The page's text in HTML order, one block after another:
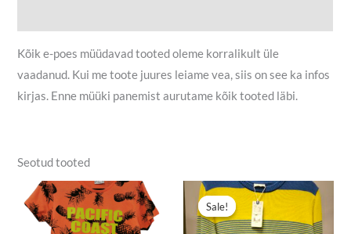
Kõik e-poes müüdavad tooted oleme korralikult üle
vaadanud. Kui me toote juures leiame vea, siis on see ka infos
kirjas. Enne müüki panemist aurutame kõik tooted läbi.
Seotud tooted
Sale!
Sale!
Algne
hind
oli:
8,50 €.
Praegune
hind
on:
6,50 €.